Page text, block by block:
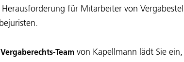
für Mitarbeiter von
Vergaberechts-Team von Kapellmann lädt Sie